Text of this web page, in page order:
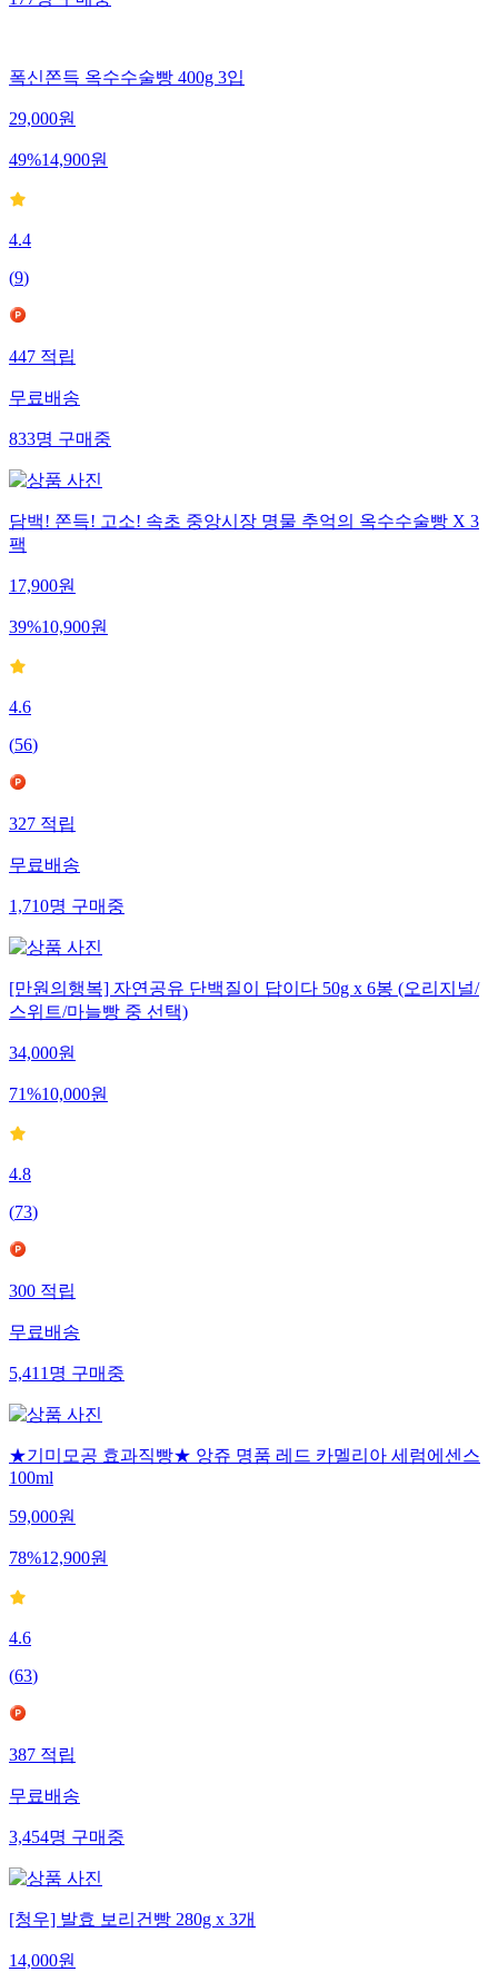
177명구매중
폭신쫀득 옥수수술빵 400g 3입
29,000원
49%14,900원
4.4
(9)
447적립
무료배송
833명구매중
담백! 쫀득! 고소! 속초 중앙시장 명물 추억의 옥수수술빵 X 3
팩
17,900원
39%10,900원
4.6
(56)
327적립
무료배송
1,710명구매중
[만원의행복] 자연공유 단백질이 답이다 50g x 6봉 (오리지널/
스위트/마늘빵 중 선택)
34,000원
71%10,000원
4.8
(73)
300적립
무료배송
5,411명구매중
★기미모공 효과직빵★ 앙쥬 명품 레드 카멜리아 세럼에센스
100ml
59,000원
78%12,900원
4.6
(63)
387적립
무료배송
3,454명구매중
[청우] 발효 보리건빵 280g x 3개
14,000원